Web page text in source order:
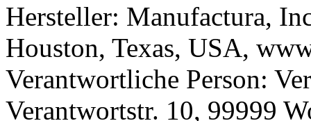
Hersteller: Manufactura,
Houston, Texas, USA,
Verantwortliche Person:
Verantwortstr. 10, 99999